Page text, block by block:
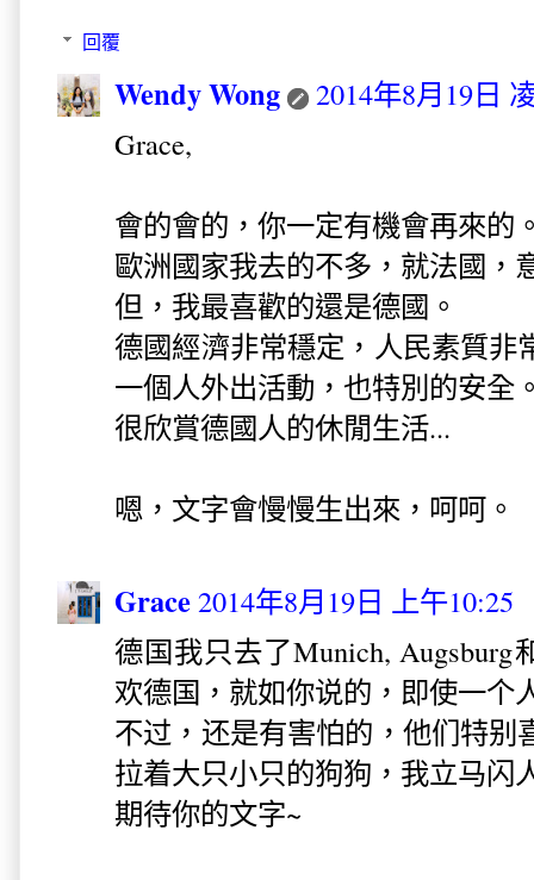
回覆
Wendy Wong
2014年8月19日
Grace,
會的會的，你一定有機會再來的
歐洲國家我去的不多，就法國，
但，我最喜歡的還是德國。
德國經濟非常穩定，人民素質非
一個人外出活動，也特別的安全
很欣賞德國人的休閒生活...
嗯，文字會慢慢生出來，呵呵。
Grace2014年8月19日 上午10:25
德国我只去了Munich, Augsburg
欢德国，就如你说的，即使一个
不过，还是有害怕的，他们特别
拉着大只小只的狗狗，我立马闪
期待你的文字~